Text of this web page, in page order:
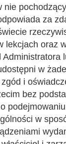
nie
za
lekcjach oraz
w
i
bez
w